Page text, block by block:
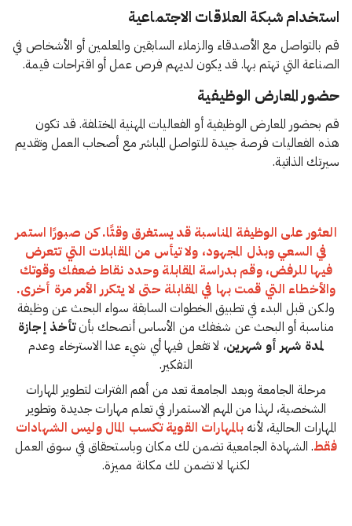
استخدام شبكة العلاقات الاجتماعية
قم بالتواصل مع الأصدقاء والزملاء السابقين والمعلمين أو الأشخاص في
الصناعة التي تهتم بها. قد يكون لديهم فرص عمل أو اقتراحات قيمة.
حضور المعارض الوظيفية
قم بحضور المعارض الوظيفية أو الفعاليات المهنية المختلفة. قد تكون
هذه الفعاليات فرصة جيدة للتواصل المباشر مع أصحاب العمل وتقديم
سيرتك الذاتية.
العثور على الوظيفة المناسبة قد يستغرق وقتًا. كن صبورًا استمر
في السعي وبذل المجهود، ولا تيأس من المقابلات التي تتعرض
فيها للرفض، وقم بدراسة المقابلة وحدد نقاط ضعفك وقوتك
والأخطاء التي قمت بها في المقابلة حتى لا يتكرر الأمر مرة أخرى.
ولكن قبل البدء في تطبيق الخطوات السابقة سواء البحث عن وظيفة
مناسبة أو البحث عن شغفك من الأساس أنصحك بأنتأخذ إجازة
لمدة شهر أو شهرين، لا تفعل فيها أي شيء عدا الاسترخاء وعدم
التفكير.
مرحلة الجامعة وبعد الجامعة تعد من أهم الفترات لتطوير المهارات
الشخصية، لهذا من المهم الاستمرار في تعلم مهارات جديدة وتطوير
المهارات الحالية، لأنه بالمهارات القوية تكسب المال وليس الشهادات
فقط. الشهادة الجامعية تضمن لك مكان وباستحقاق في سوق العمل
لكنها لا تضمن لك مكانة مميزة.